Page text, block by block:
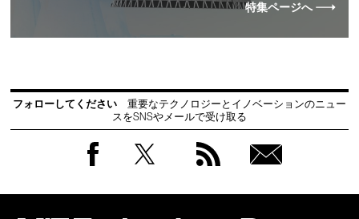
特集ページへ
フォローしてください
重要なテクノロジーとイノベーションのニュー
スをSNSやメールで受け取る